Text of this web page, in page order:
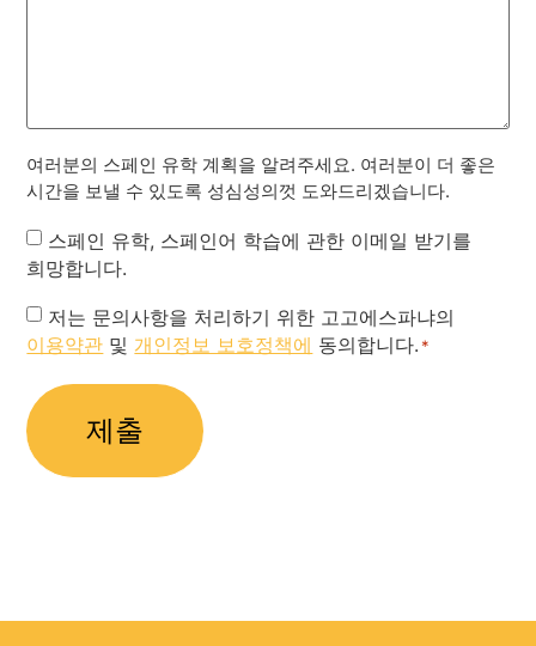
여러분의 스페인 유학 계획을 알려주세요. 여러분이 더 좋은
시간을 보낼 수 있도록 성심성의껏 도와드리겠습니다.
Newsletter
스페인 유학, 스페인어 학습에 관한 이메일 받기를
희망합니다.
Privacy
Policy
저는 문의사항을 처리하기 위한 고고에스파냐의
이용약관 및 개인정보 보호정책에 동의합니다. *